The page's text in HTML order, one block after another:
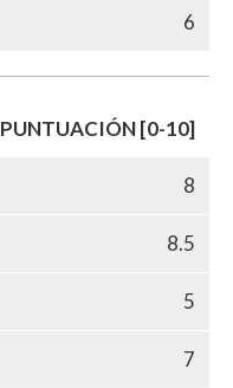
6
PUNTUACIÓN [0-10]
8
8.5
5
7